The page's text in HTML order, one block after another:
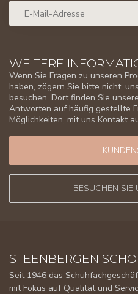
WEITERE
Wenn Sie Fragen zu unseren
haben, zögern Sie bitte nicht,
besuchen. Dort finden Sie
Antworten auf häufig gestellte
Möglichkeiten, mit uns Kontakt
BESUCHEN SIE
STEENBERGEN
Seit 1946 das
mit Fokus auf Qualität und